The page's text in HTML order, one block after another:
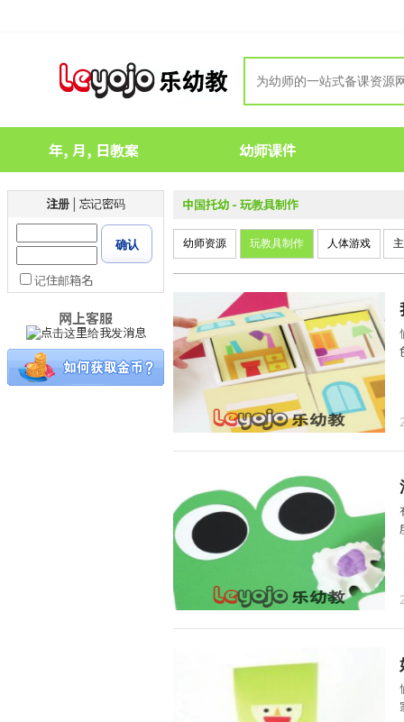
年, 月, 日教案 幼师课件
注册 | 忘记密码
确认
记住邮箱名
网上客服
中国托幼 - 玩教具制作